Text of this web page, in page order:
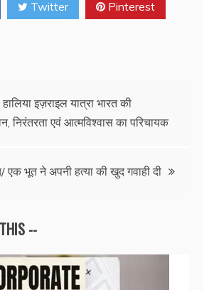
Twitter Pinterest
इज़राइल यात्रा भारत की
निरंतरता एवं आत्मविश्वास का परिचायक
एक भूत ने अपनी हत्या की खुद गवाही दी
--